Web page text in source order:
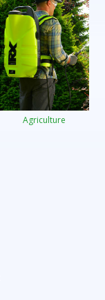
Agriculture